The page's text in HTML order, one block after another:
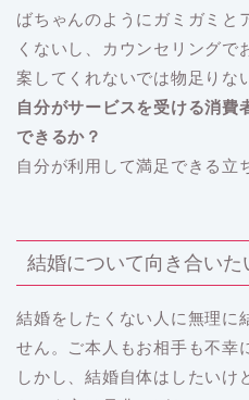
ばちゃんのようにガミガミと
くないし、カウンセリングで
案してくれないでは物足りな
自分がサービスを受ける消費
できるか？
自分が利用して満足できる立
結婚について向き合い
結婚をしたくない人に無理に
せん。ご本人もお相手も不幸
しかし、結婚自体はしたいけ